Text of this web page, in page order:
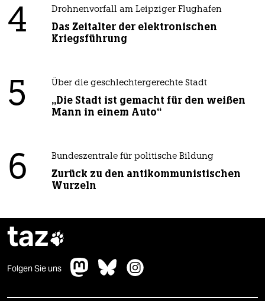
4 Drohnenvorfall am Leipziger Flughafen
Das Zeitalter der elektronischen
Kriegsführung
5 Über die geschlechtergerechte Stadt
„Die Stadt ist gemacht für den weißen
Mann in einem Auto“
6 Bundeszentrale für politische Bildung
Zurück zu den antikommunistischen
Wurzeln
taz
Folgen Sie uns